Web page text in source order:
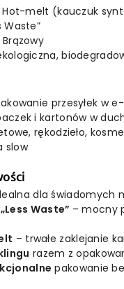
Hot-melt (kauczuk
Waste”
Brązowy
przesyłek w
i kartonów w
rękodzieło,
slow
dla świadomych
Waste” – mocny
– trwałe zaklejanie
razem z
pakowanie